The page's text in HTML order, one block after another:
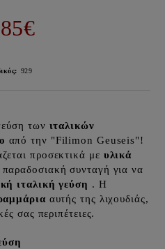
929
των ιταλικών
από την "Filimon Geuseis"!
προσεκτικά με υλικά
παραδοσιακή συνταγή για να
ιταλική γεύση . Η
αυτής της λιχουδιάς,
σας περιπέτειες.